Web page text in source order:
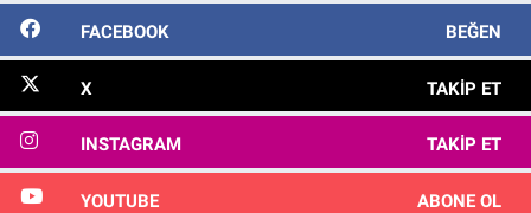
FACEBOOK BEĞEN
X TAKIP ET
INSTAGRAM TAKIP ET
YOUTUBE ABONE OL